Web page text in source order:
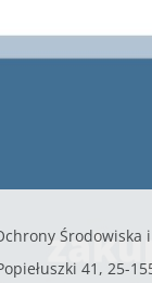
Środowiska
41, 25-